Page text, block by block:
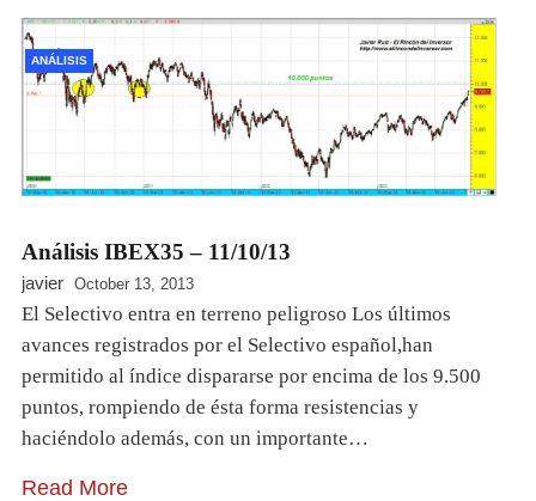
ANÁLISIS
Análisis IBEX35 – 11/10/13
javier October 13, 2013
El Selectivo entra en terreno peligroso Los últimos
avances registrados por el Selectivo español,han
permitido al índice dispararse por encima de los 9.500
puntos, rompiendo de ésta forma resistencias y
haciéndolo además, con un importante…
Read More